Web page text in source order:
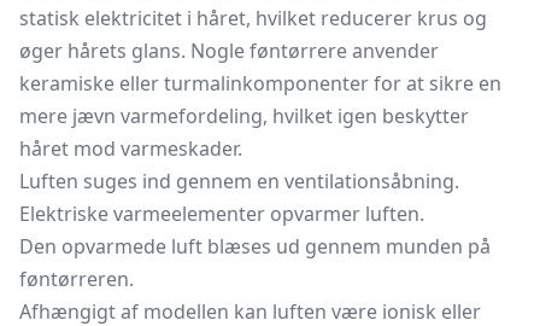
statisk elektricitet i håret, hvilket reducerer krus og
øger hårets glans. Nogle føntørrere anvender
keramiske eller turmalinkomponenter for at sikre en
mere jævn varmefordeling, hvilket igen beskytter
håret mod varmeskader.
Luften suges ind gennem en ventilationsåbning.
Elektriske varmeelementer opvarmer luften.
Den opvarmede luft blæses ud gennem munden på
føntørreren.
Afhængigt af modellen kan luften være ionisk eller